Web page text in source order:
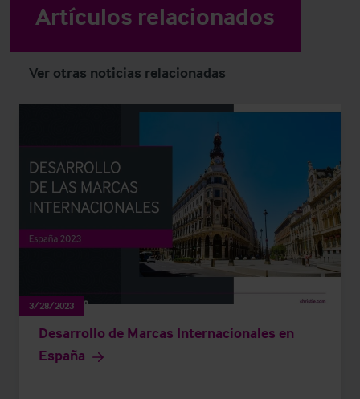
Artículos relacionados
Ver otras noticias relacionadas
3/28/2023
Desarrollo de Marcas Internacionales en
España